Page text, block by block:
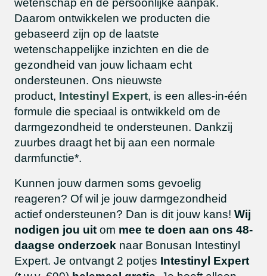
wetenschap én de persoonlijke aanpak.
Daarom ontwikkelen we producten die
gebaseerd zijn op de laatste
wetenschappelijke inzichten en die de
gezondheid van jouw lichaam echt
ondersteunen. Ons nieuwste
product, Intestinyl Expert, is een alles-in-één
formule die speciaal is ontwikkeld om de
darmgezondheid te ondersteunen. Dankzij
zuurbes draagt het bij aan een normale
darmfunctie*.
Kunnen jouw darmen soms gevoelig
reageren? Of wil je jouw darmgezondheid
actief ondersteunen? Dan is dit jouw kans! Wij
nodigen jou uit om mee te doen aan ons 48-
daagse onderzoek naar Bonusan Intestinyl
Expert. Je ontvangt 2 potjes Intestinyl Expert